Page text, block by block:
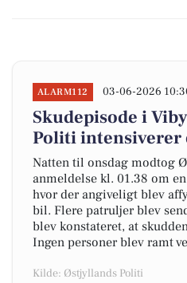
ALARM112 03-06-2026
Skudepisode i
Politi
Natten til onsdag modtog
anmeldelse kl. 01.38 om
hvor der angiveligt blev
bil. Flere patruljer blev
blev konstateret, at
Ingen personer blev ramt
Kilde: Østjyllands Politi